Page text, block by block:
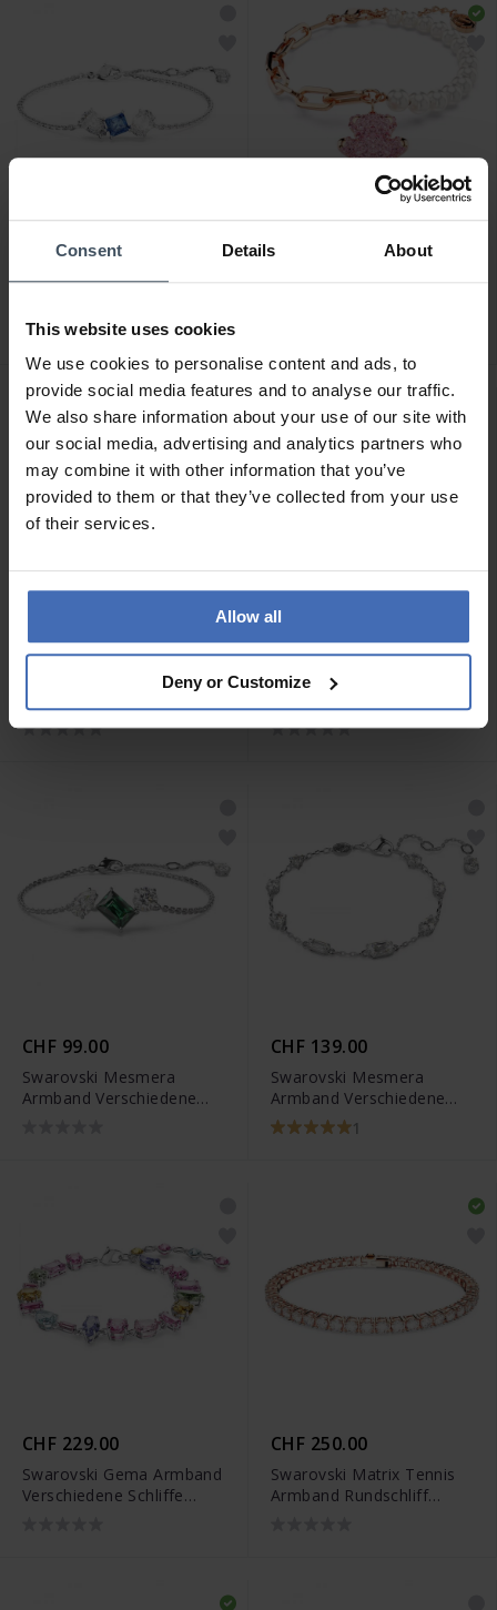
Consent Details About
This website uses cookies
We use cookies to personalise content and ads, to
provide social media features and to analyse our traffic.
We also share information about your use of our site with
our social media, advertising and analytics partners who
may combine it with other information that you’ve
provided to them or that they’ve collected from your use
of their services.
Allow all
Deny or Customize
CHF 99.00
Swarovski Mesmera
Schliffe Blau Rhodiniert -
CHF 229.00
5669169
CHF 149.00
Swarovski Una Armband
CHF 350.00
Swarovski Mesmera
CHF 99.00
Swarovski Mesmera
Armband Verschiedene
CHF 139.00
Swarovski Mesmera
Armband Verschiedene
Schliffe Verstreutes
Design Weiss Rhodiniert -
1
CHF 229.00
Swarovski Gema Armband
Verschiedene Schliffe
CHF 250.00
Swarovski Matrix Tennis
Armband Rundschliff